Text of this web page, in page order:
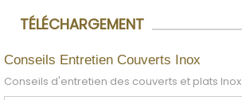
TÉLÉCHARGEMENT
Conseils Entretien Couverts Inox
Conseils d'entretien des couverts et plats Inox